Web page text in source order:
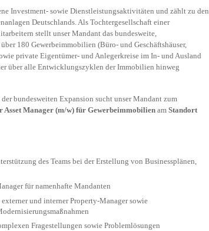
Investment- sowie Dienstleistungsaktivitäten und zählt zu den
Deutschlands. Als Tochtergesellschaft einer
stellt unser Mandant das bundesweite,
180 Gewerbeimmobilien (Büro- und Geschäftshäuser,
private Eigentümer- und Anlegerkreise im In- und Ausland
über alle Entwicklungszyklen der Immobilien hinweg
bundesweiten Expansion sucht unser Mandant zum
Asset Manager (m/w) für Gewerbeimmobilien am Standort
des Teams bei der Erstellung von Businessplänen,
für namenhafte Mandanten
und interner Property-Manager sowie
Fragestellungen sowie Problemlösungen